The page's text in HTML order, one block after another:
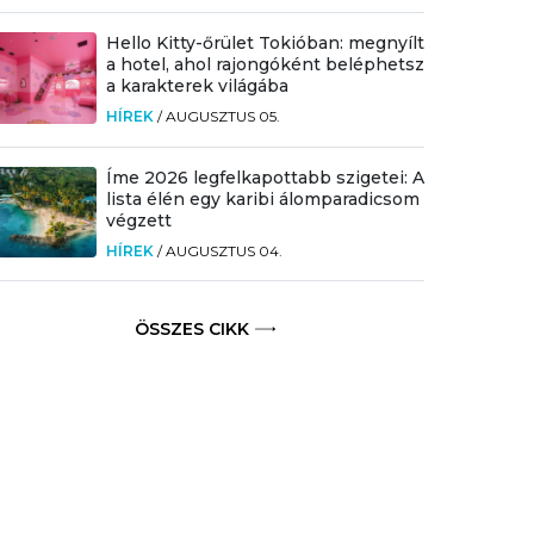
Hello Kitty-őrület Tokióban: megnyílt
a hotel, ahol rajongóként beléphetsz
a karakterek világába
HÍREK /AUGUSZTUS 05.
Íme 2026 legfelkapottabb szigetei: A
lista élén egy karibi álomparadicsom
végzett
HÍREK /AUGUSZTUS 04.
ÖSSZES CIKK